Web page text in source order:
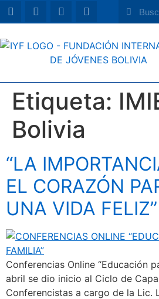
Etiqueta:
Bolivia
“LA
EL CORAZÓN
UNA VIDA FELIZ”
Conferencias Online “Educación
abril se dio inicio al Ciclo de
Conferencistas a cargo de la Lic.